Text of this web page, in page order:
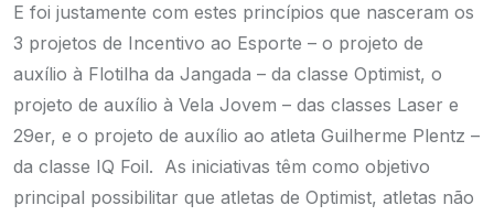
E foi justamente com estes princípios que nasceram os
3 projetos de Incentivo ao Esporte – o projeto de
auxílio à Flotilha da Jangada – da classe Optimist, o
projeto de auxílio à Vela Jovem – das classes Laser e
29er, e o projeto de auxílio ao atleta Guilherme Plentz –
da classe IQ Foil. As iniciativas têm como objetivo
principal possibilitar que atletas de Optimist, atletas não